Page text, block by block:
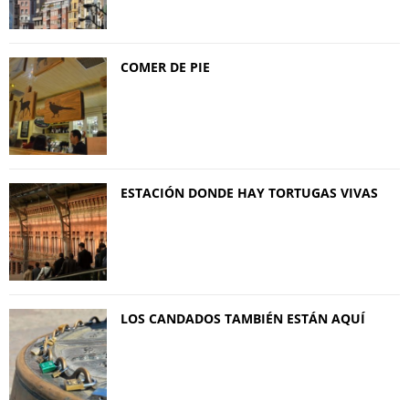
COMER DE PIE
ESTACIÓN DONDE HAY TORTUGAS VIVAS
LOS CANDADOS TAMBIÉN ESTÁN AQUÍ